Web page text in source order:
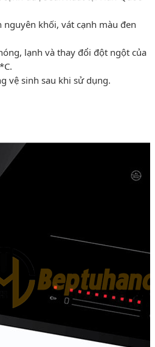
khối, vát cạnh màu đen
lạnh và thay đổi đột ngột của
vệ sinh sau khi sử dụng.